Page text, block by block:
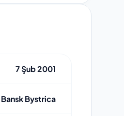
7 Şub 2001
Bansk Bystrica